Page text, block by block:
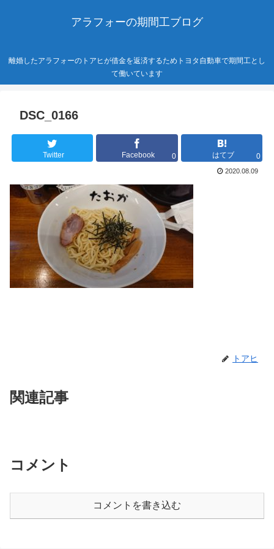
アラフォーの期間工ブログ
離婚したアラフォーのトアヒが借金を返済するためトヨタ自動車で期間工とし
て働いています
DSC_0166
Twitter Facebook 0 はてブ 0
2020.08.09
トアヒ
関連記事
コメント
コメントを書き込む